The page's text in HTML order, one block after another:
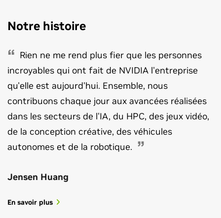
Le dernier benchmark contribue à renforcer
l'état de préparation de NVIDIA pour les
futures usines d'IA
massif à grande échelle pour des cas d'utilisation tels
NVIDIA dans les derniers benchmarks MLPerf
Notre histoire
Rien ne me rend plus fier que les personnes
incroyables qui ont fait de NVIDIA l'entreprise
qu'elle est aujourd'hui. Ensemble, nous
contribuons chaque jour aux avancées réalisées
dans les secteurs de l'IA, du HPC, des jeux vidéo,
de la conception créative, des véhicules
autonomes et de la robotique.
Jensen Huang
En savoir plus